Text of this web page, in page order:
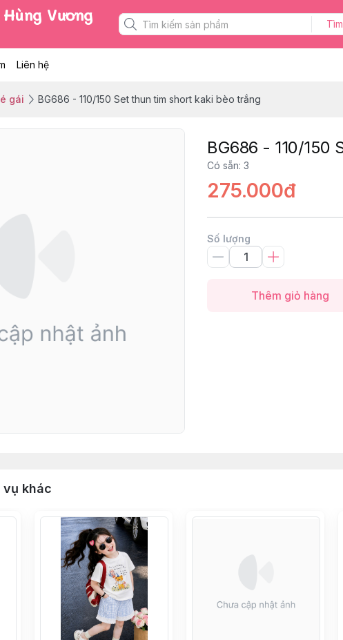
Vương
Liên hệ
gái BG686 - 110/150 Set thun tim short kaki bèo trắng
BG686 - 110/150
Có sẵn: 3
275.000đ
Số lượng
Thêm giỏ hàng
vụ khác